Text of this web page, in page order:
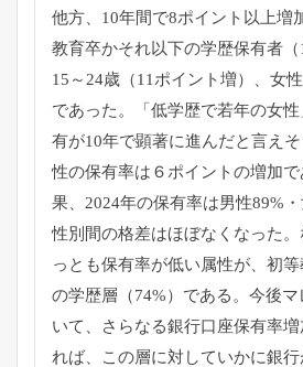
他方、10年間で8ポイント以上増
教育卒かそれ以下の学歴保有者（
15～24歳（11ポイント増）、女
であった。「低学歴で若年の女
有が10年で顕著に進んだと言え
性の保有率は６ポイントの増加
果、2024年の保有率は男性89%・
性別間の格差はほぼなくなった
っとも保有率が低い属性が、初
の学歴層（74%）である。今後
いて、さらなる銀行口座保有率
れば、この層に対していかに銀行